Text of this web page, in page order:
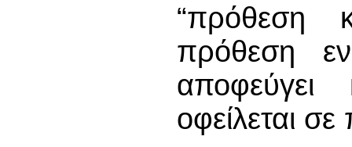
“πρόθεση
πρόθεση
οφείλεται σε